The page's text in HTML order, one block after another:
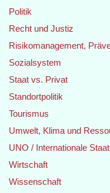
Politik
Recht und Justiz
Risikomanagement,
Sozialsystem
Staat vs. Privat
Standortpolitik
Tourismus
Umwelt, Klima und
UNO / Internationale
Wirtschaft
Wissenschaft